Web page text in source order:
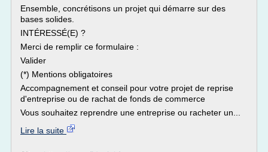
Ensemble, concrétisons un projet qui démarre sur des
bases solides.
INTÉRESSÉ(E) ?
Merci de remplir ce formulaire :
Valider
(*) Mentions obligatoires
Accompagnement et conseil pour votre projet de reprise
d'entreprise ou de rachat de fonds de commerce
Vous souhaitez reprendre une entreprise ou racheter un...
Lire la suite